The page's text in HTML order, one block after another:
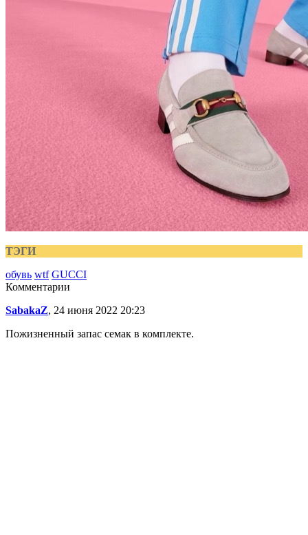
ТЭГИ
обувь wtf GUCCI
Комментарии
SabakaZ, 24 июня 2022 20:23
Пожизненный запас семак в комплекте.